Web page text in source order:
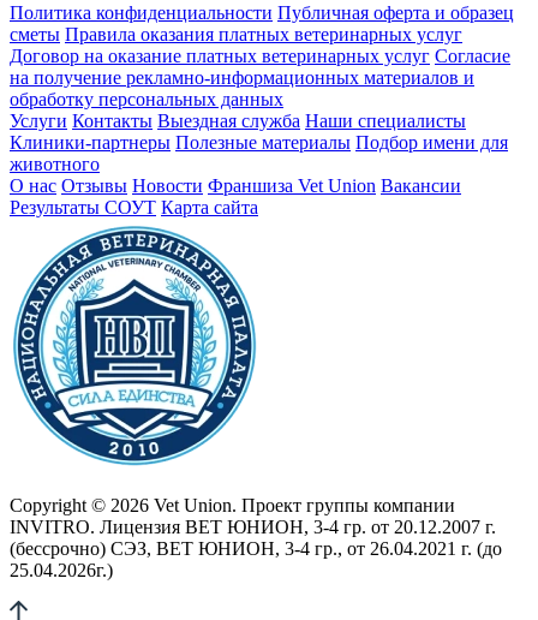
Политика конфиденциальности Публичная оферта и образец
сметы Правила оказания платных ветеринарных услуг
Договор на оказание платных ветеринарных услуг Cогласие
на получение рекламно-информационных материалов и
обработку персональных данных
Услуги Контакты Выездная служба Наши специалисты
Клиники-партнеры Полезные материалы Подбор имени для
животного
О нас Отзывы Новости Франшиза Vet Union Вакансии
Результаты СОУТ Карта сайта
Copyright © 2026 Vet Union. Проект группы компании
INVITRO. Лицензия ВЕТ ЮНИОН, 3-4 гр. от 20.12.2007 г.
(бессрочно) СЭЗ, ВЕТ ЮНИОН, 3-4 гр., от 26.04.2021 г. (до
25.04.2026г.)